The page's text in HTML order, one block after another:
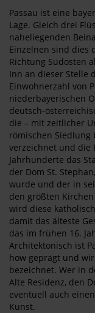
Passau ist eine
Lage. Gleich drei
naheliegenden
Einzelnen sind dies
Richtung Südosten
Inn an dieser Stelle
Einwohnerzahl von
niederbayerischen
deutsch-
die – mit zeitlicher
römischen Siedlung
verzeichnet und die
Jahrhunderte das
der Dom St.
wurde und der in
den größten
wird diese
damit das älteste
das im frühen 16.
Architektonisch ist
how geprägt und
bezeichnet. Wer in
Alte Residenz, den
eventuell auch
Kunst.